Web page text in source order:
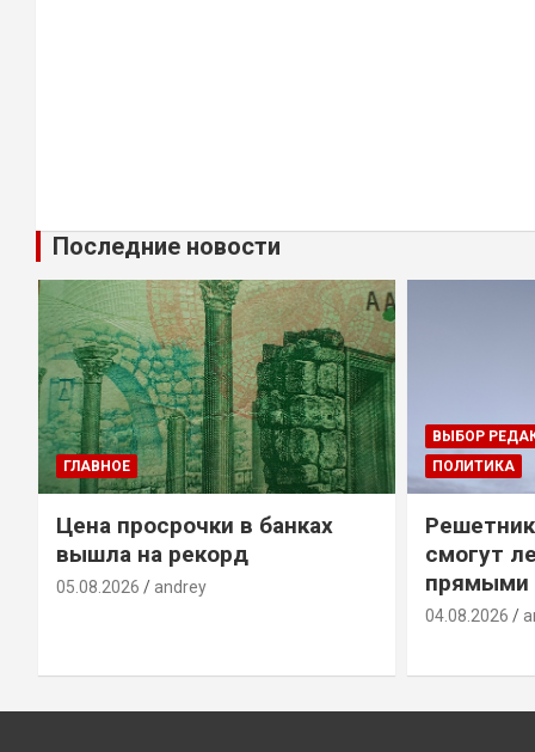
Последние новости
ГЛАВНОЕ
Цена просрочки в банках
вышла на рекорд
05.08.2026 andrey
ВЫБОР
ПОЛИТИКА
смогут
прямыми
04.08.2026